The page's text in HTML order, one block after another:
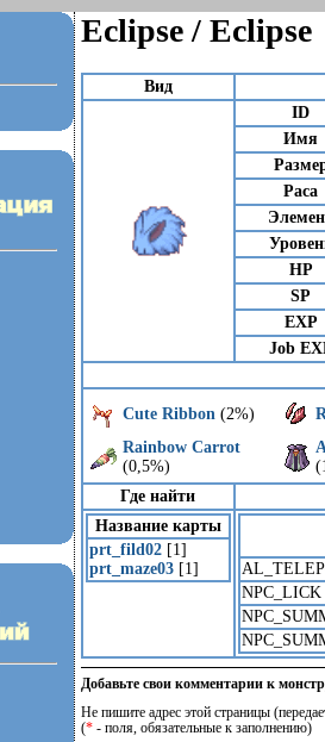
Eclipse / Eclipse
Вид
ID
Имя
Раса
HP
SP
EXP
Job
Cute Ribbon (2%)
Rainbow Carrot
(0,5%)
Где найти
Название карты
prt_fild02[1]
prt_maze03[1]
NPC_LICK
Добавьте свои комментарии к
Не пишите адрес этой страницы
(*- поля, обязательные к заполнению)